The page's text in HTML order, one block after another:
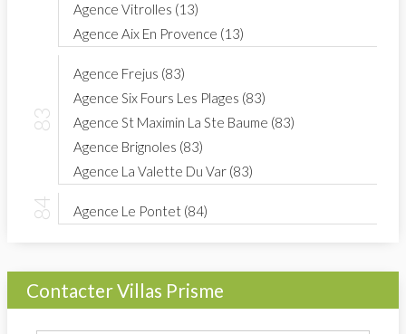
Agence Vitrolles (13)
Agence Aix En Provence (13)
Agence Frejus (83)
Agence Six Fours Les Plages (83)
Agence St Maximin La Ste Baume (83)
Agence Brignoles (83)
Agence La Valette Du Var (83)
Agence Le Pontet (84)
Contacter Villas Prisme